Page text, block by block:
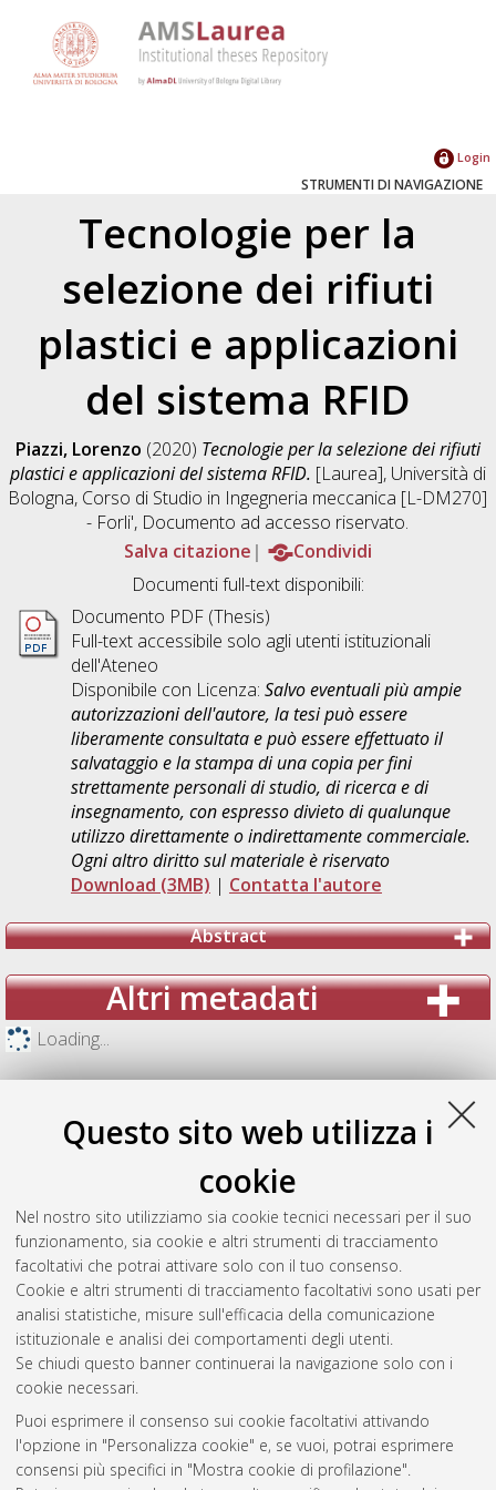
Questo sito web utilizza i
cookie
Nel nostro sito utilizziamo sia cookie tecnici necessari per il suo
funzionamento, sia cookie e altri strumenti di tracciamento
facoltativi che potrai attivare solo con il tuo consenso.
Cookie e altri strumenti di tracciamento facoltativi sono usati per
analisi statistiche, misure sull'efficacia della comunicazione
istituzionale e analisi dei comportamenti degli utenti.
Se chiudi questo banner continuerai la navigazione solo con i
cookie necessari.
Puoi esprimere il consenso sui cookie facoltativi attivando
l'opzione in "Personalizza cookie" e, se vuoi, potrai esprimere
consensi più specifici in "Mostra cookie di profilazione".
Login
STRUMENTI DI NAVIGAZIONE
Tecnologie per la
selezione dei rifiuti
plastici e applicazioni
del sistema RFID
Piazzi, Lorenzo (2020) Tecnologie per la selezione dei rifiuti
plastici e applicazioni del sistema RFID. [Laurea], Università di
Bologna, Corso di Studio in Ingegneria meccanica [L-DM270]
- Forli', Documento ad accesso riservato.
Salva citazione
Condividi
Documenti full-text disponibili:
Documento PDF (Thesis)
Full-text accessibile solo agli utenti istituzionali
dell'Ateneo
Disponibile con Licenza: Salvo eventuali più ampie
autorizzazioni dell'autore, la tesi può essere
liberamente consultata e può essere effettuato il
salvataggio e la stampa di una copia per fini
strettamente personali di studio, di ricerca e di
insegnamento, con espresso divieto di qualunque
utilizzo direttamente o indirettamente commerciale.
Ogni altro diritto sul materiale è riservato
Download (3MB) | Contatta l'autore
Abstract
Altri metadati
Loading...
Gestione del documento:
Atom
Rss 1.0